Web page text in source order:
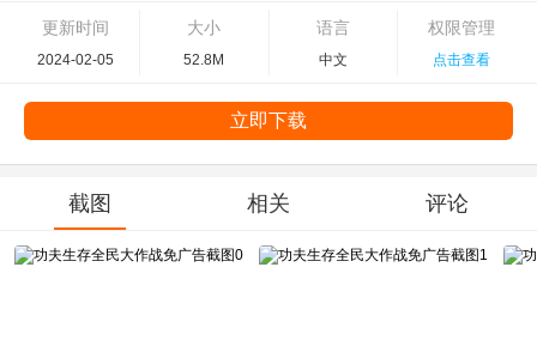
更新时间
2024-02-05
大小
52.8M
语言
中文
权限管理
点击查看
立即下载
截图 相关 评论